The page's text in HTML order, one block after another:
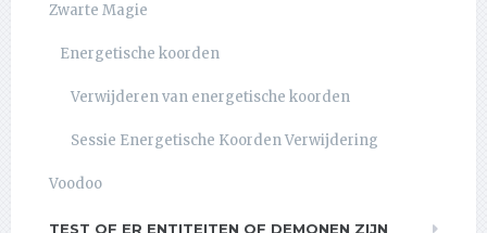
Zwarte Magie
Energetische koorden
Verwijderen van energetische koorden
Sessie Energetische Koorden Verwijdering
Voodoo
TEST OF ER ENTITEITEN OF DEMONEN ZIJN